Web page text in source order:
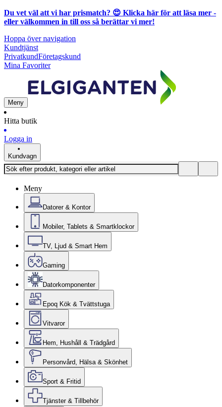
Du vet väl att vi har prismatch? 😍 Klicka här för att läsa mer -
eller välkommen in till oss så berättar vi mer!
Hoppa över navigation
Kundtjänst
PrivatkundFöretagskund
Mina Favoriter
Meny
Hitta butik
Logga in
Kundvagn
Meny
Datorer & Kontor
Mobiler, Tablets & Smartklockor
TV, Ljud & Smart Hem
Gaming
Datorkomponenter
Epoq Kök & Tvättstuga
Vitvaror
Hem, Hushåll & Trädgård
Personvård, Hälsa & Skönhet
Sport & Fritid
Tjänster & Tillbehör